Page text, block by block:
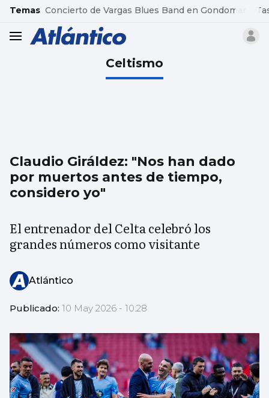
common.go-to-content
Temas Concierto de Vargas Blues Band en Gondomar
header.menu.open
Celtismo
Claudio Giráldez: "Nos han dado
por muertos antes de tiempo,
considero yo"
El entrenador del Celta celebró los
grandes números como visitante
Atlántico
Publicado: 10 May 2026 - 10:28